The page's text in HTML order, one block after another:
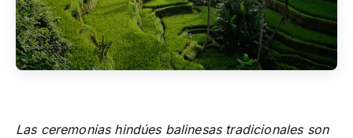
Las ceremonias hindúes balinesas tradicionales son